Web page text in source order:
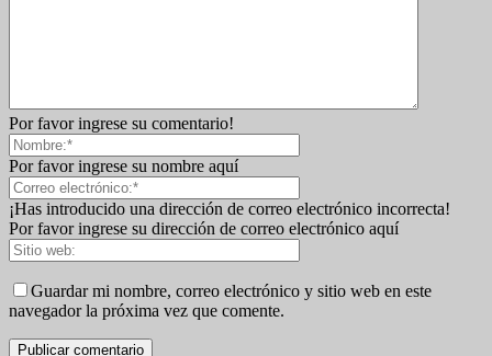
Por favor ingrese su comentario!
Por favor ingrese su nombre aquí
¡Has introducido una dirección de correo electrónico incorrecta!
Por favor ingrese su dirección de correo electrónico aquí
Guardar mi nombre, correo electrónico y sitio web en este
navegador la próxima vez que comente.